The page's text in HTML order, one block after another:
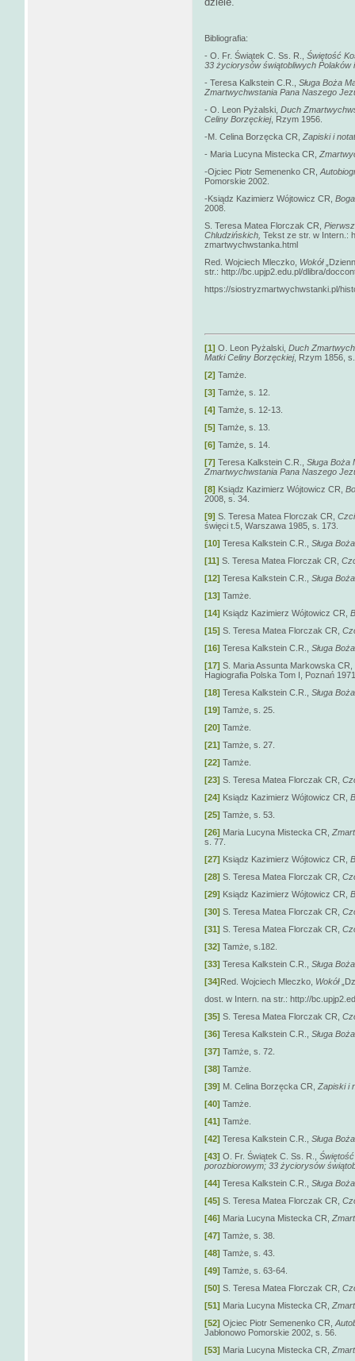
Bibliografia:
- O. Fr. Świątek C. Ss. R., Świętość
33 życiorysów świątobliwych Polaków
- Teresa Kalkstein C.R., Sługa Boża
Zmartwychwstania Pana Naszego
- O. Leon Pyżalski, Duch
Celiny Borzęckiej, Rzym 1956.
-M. Celina Borzęcka CR, Zapiski i
- Maria Lucyna Mistecka CR,
-Ojciec Piotr Semenenko CR,
Pomorskie 2002.
-Ksiądz Kazimierz Wójtowicz CR,
2008.
S. Teresa Matea Florczak CR,
Chludzińskich, Tekst ze str. w Intern.:
zmartwychwstanka.html
Red. Wojciech Mleczko, Wokół
str.: http://bc.upjp2.edu.pl/dlibra/
https://siostryzmartwychwstanki.pl/
[1] O. Leon Pyżalski, Duch
Matki Celiny Borzęckiej, Rzym 1856,
[2] Tamże.
[3] Tamże, s. 12.
[4] Tamże, s. 12-13.
[5] Tamże, s. 13.
[6] Tamże, s. 14.
[7] Teresa Kalkstein C.R., Sługa
Zmartwychwstania Pana Naszego
[8] Ksiądz Kazimierz Wójtowicz CR,
2008, s. 34.
[9] S. Teresa Matea Florczak CR,
święci t.5, Warszawa 1985, s. 173.
[10] Teresa Kalkstein C.R., Sługa
[11] S. Teresa Matea Florczak CR,
[12] Teresa Kalkstein C.R., Sługa
[13] Tamże.
[14] Ksiądz Kazimierz Wójtowicz CR,
[15] S. Teresa Matea Florczak CR,
[16] Teresa Kalkstein C.R., Sługa
[17] S. Maria Assunta Markowska
Hagiografia Polska Tom I, Poznań
[18] Teresa Kalkstein C.R., Sługa
[19] Tamże, s. 25.
[20] Tamże.
[21] Tamże, s. 27.
[22] Tamże.
[23] S. Teresa Matea Florczak CR,
[24] Ksiądz Kazimierz Wójtowicz CR,
[25] Tamże, s. 53.
[26] Maria Lucyna Mistecka CR,
s. 77.
[27] Ksiądz Kazimierz Wójtowicz CR,
[28] S. Teresa Matea Florczak CR,
[29] Ksiądz Kazimierz Wójtowicz CR,
[30] S. Teresa Matea Florczak CR,
[31] S. Teresa Matea Florczak CR,
[32] Tamże, s.182.
[33] Teresa Kalkstein C.R., Sługa
[34]Red. Wojciech Mleczko, Wokół
dost. w Intern. na str.: http://
[35] S. Teresa Matea Florczak CR,
[36] Teresa Kalkstein C.R., Sługa
[37] Tamże, s. 72.
[38] Tamże.
[39] M. Celina Borzęcka CR, Zapiski i
[40] Tamże.
[41] Tamże.
[42] Teresa Kalkstein C.R., Sługa
[43] O. Fr. Świątek C. Ss. R.,
porozbiorowym; 33 życiorysów
[44] Teresa Kalkstein C.R., Sługa
[45] S. Teresa Matea Florczak CR,
[46] Maria Lucyna Mistecka CR,
[47] Tamże, s. 38.
[48] Tamże, s. 43.
[49] Tamże, s. 63-64.
[50] S. Teresa Matea Florczak CR,
[51] Maria Lucyna Mistecka CR,
[52] Ojciec Piotr Semenenko CR,
Jabłonowo Pomorskie 2002, s. 56.
[53] Maria Lucyna Mistecka CR,